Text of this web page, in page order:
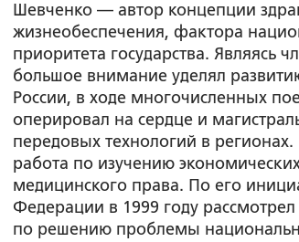
Шевченко — автор концепции
жизнеобеспечения, фактора
приоритета государства.
большое внимание уделял
России, в ходе многочисленных
оперировал на сердце и
передовых технологий в
работа по изучению
медицинского права. По его
Федерации в 1999 году
по решению проблемы